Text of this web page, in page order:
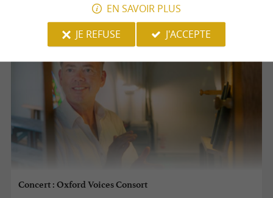
Concerts
Concert : Oxford Voices Consort
EN SAVOIR PLUS
JE REFUSE
J'ACCEPTE